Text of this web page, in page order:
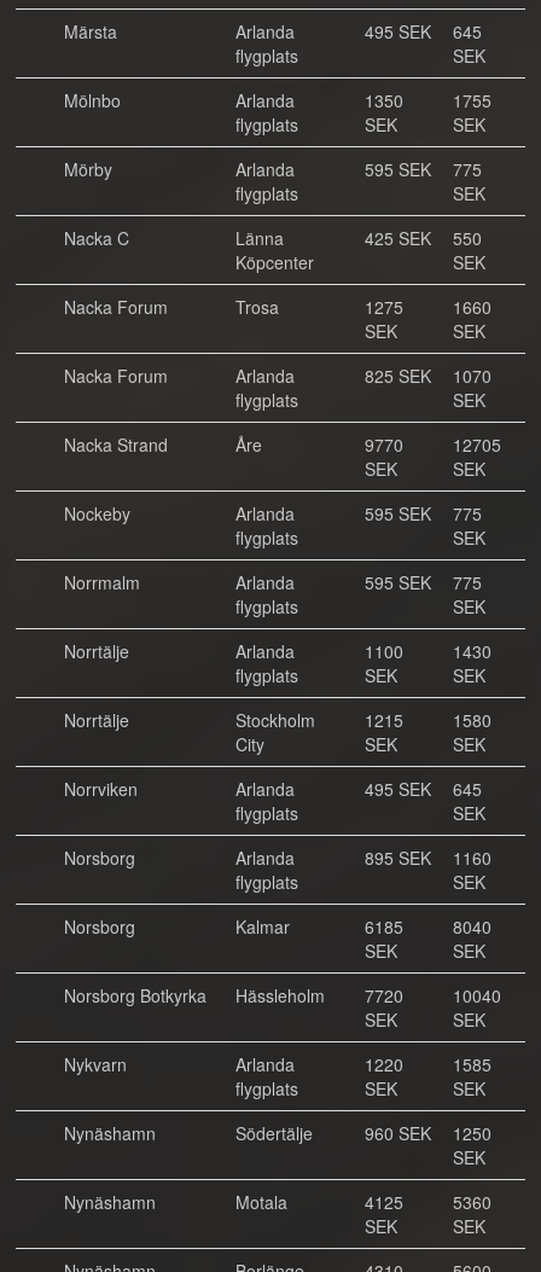
Märsta
Arlanda
flygplats
495 SEK
645
SEK
Mölnbo
Arlanda
flygplats
1350
SEK
1755
SEK
Mörby
Arlanda
flygplats
595 SEK
775
SEK
Nacka C
Länna
Köpcenter
425 SEK
550
SEK
Nacka Forum
Trosa
1275
SEK
1660
SEK
Nacka Forum
Arlanda
flygplats
825 SEK
1070
SEK
Nacka Strand
Åre
9770
SEK
12705
SEK
Nockeby
Arlanda
flygplats
595 SEK
775
SEK
Norrmalm
Arlanda
flygplats
595 SEK
775
SEK
Norrtälje
Arlanda
flygplats
1100
SEK
1430
SEK
Norrtälje
Stockholm
City
1215
SEK
1580
SEK
Norrviken
Arlanda
flygplats
495 SEK
645
SEK
Norsborg
Arlanda
flygplats
895 SEK
1160
SEK
Norsborg
Kalmar
6185
SEK
8040
SEK
Norsborg Botkyrka
Hässleholm
7720
SEK
10040
SEK
Nykvarn
Arlanda
flygplats
1220
SEK
1585
SEK
Nynäshamn
Södertälje 960 SEK
1250
SEK
Nynäshamn
Motala
4125
SEK
5360
SEK